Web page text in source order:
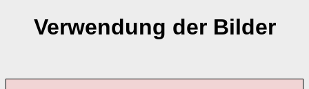
Verwendung der Bilder